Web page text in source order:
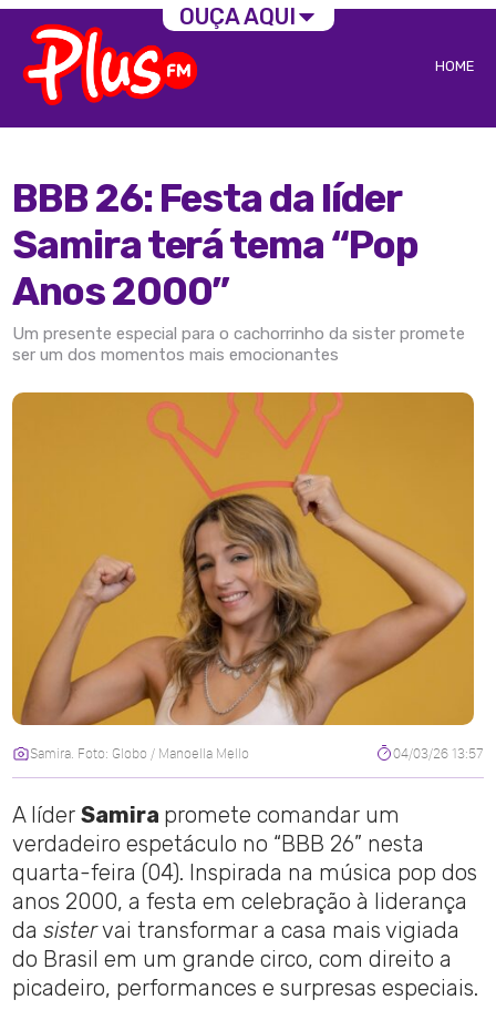
HOME
BBB 26: Festa da líder
Samira terá tema “Pop
Anos 2000”
Um presente especial para o cachorrinho da sister promete
ser um dos momentos mais emocionantes
Samira. Foto: Globo / Manoella Mello 04/03/26 13:57
A líderSamira promete comandar um
verdadeiro espetáculo no “BBB 26” nesta
quarta-feira (04). Inspirada na música pop dos
anos 2000, a festa em celebração à liderança
dasistervai transformar a casa mais vigiada
do Brasil em um grande circo, com direito a
picadeiro, performances e surpresas especiais.
OUÇA AQUI